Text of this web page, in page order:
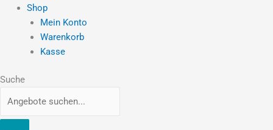
Shop
Mein Konto
Warenkorb
Kasse
Suche